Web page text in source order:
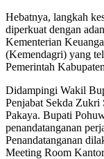
Hebatnya, langkah
diperkuat dengan
Kementerian
(Kemendagri) yang
Pemerintah
Didampingi Wakil
Penjabat Sekda
Pakaya. Bupati
penandatanganan
Penandatanganan
Meeting Room